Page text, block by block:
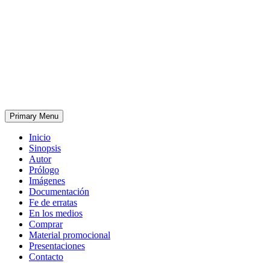
Primary Menu
Inicio
Sinopsis
Autor
Prólogo
Imágenes
Documentación
Fe de erratas
En los medios
Comprar
Material promocional
Presentaciones
Contacto